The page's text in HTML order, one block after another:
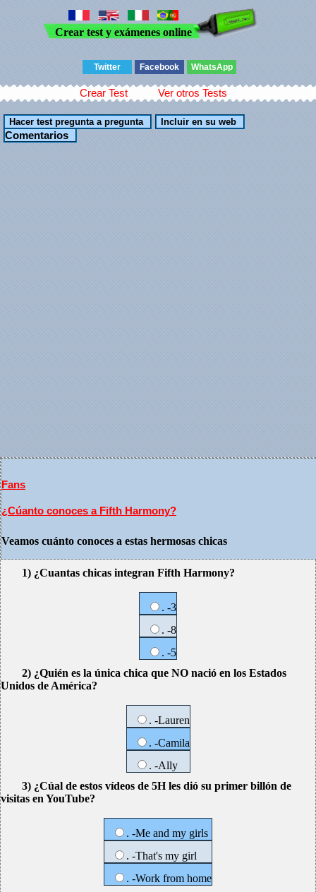
Crear test y exámenes online
Twitter Facebook WhatsApp
Crear Test Ver otros Tests
Comentarios
Fans
¿Cúanto conoces a Fifth Harmony?
Veamos cuánto conoces a estas hermosas chicas
1) ¿Cuantas chicas integran Fifth Harmony?
. -3
. -8
. -5
2) ¿Quién es la única chica que NO nació en los Estados
Unidos de América?
. -Lauren
. -Camila
. -Ally
3) ¿Cúal de estos vídeos de 5H les dió su primer billón de
visitas en YouTube?
. -Me and my girls
. -That's my girl
. -Work from home